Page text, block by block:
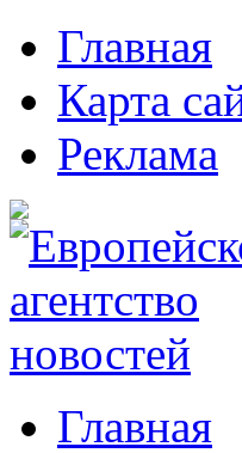
Главная
Карта
Реклама
Главная